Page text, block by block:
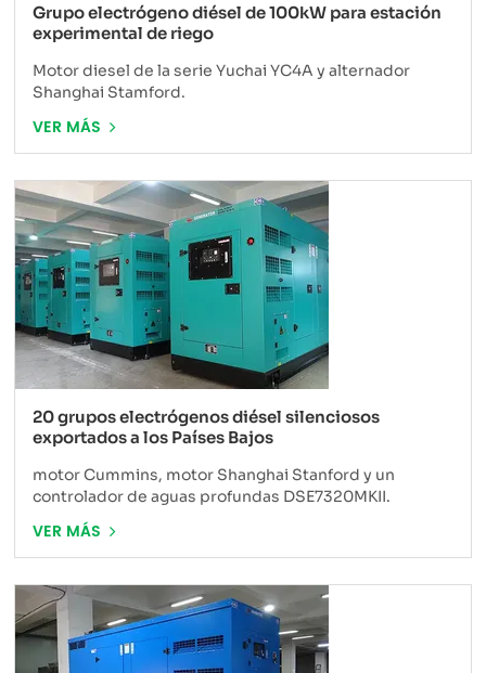
Grupo electrógeno diésel de 100kW para estación
experimental de riego
Motor diesel de la serie Yuchai YC4A y alternador
Shanghai Stamford.
VER MÁS
20 grupos electrógenos diésel silenciosos
exportados a los Países Bajos
motor Cummins, motor Shanghai Stanford y un
controlador de aguas profundas DSE7320MKII.
VER MÁS